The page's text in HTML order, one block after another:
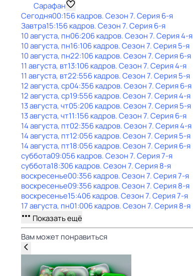
Сарафан
Сегодня00:156 кадров. Сезон 7. Серия 6-я
Завтра15:156 кадров. Сезон 7. Серия 6-я
10 августа, пн06:206 кадров. Сезон 7. Серия 4-я
10 августа, пн16:106 кадров. Сезон 7. Серия 5-я
10 августа, пн22:106 кадров. Сезон 7. Серия 6-я
11 августа, вт13:106 кадров. Сезон 7. Серия 4-я
11 августа, вт22:556 кадров. Сезон 7. Серия 5-я
12 августа, ср04:356 кадров. Сезон 7. Серия 6-я
12 августа, ср19:556 кадров. Сезон 7. Серия 4-я
13 августа, чт05:206 кадров. Сезон 7. Серия 5-я
13 августа, чт11:156 кадров. Сезон 7. Серия 6-я
14 августа, пт02:356 кадров. Сезон 7. Серия 4-я
14 августа, пт12:056 кадров. Сезон 7. Серия 5-я
14 августа, пт18:056 кадров. Сезон 7. Серия 6-я
суббота09:056 кадров. Сезон 7. Серия 7-я
суббота18:306 кадров. Сезон 7. Серия 8-я
воскресенье00:356 кадров. Сезон 7. Серия 7-я
воскресенье09:356 кадров. Сезон 7. Серия 8-я
воскресенье15:406 кадров. Сезон 7. Серия 7-я
17 августа, пн01:006 кадров. Сезон 7. Серия 8-я
Показать ещё
Вам может понравиться